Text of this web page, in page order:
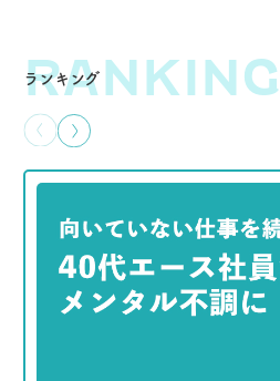
ランキング
RANKING